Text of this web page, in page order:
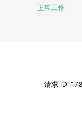
正常工作
请求 ID: